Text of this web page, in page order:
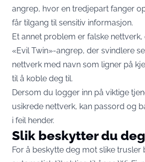
angrep, hvor en tredjepart fanger
får tilgang til sensitiv informasjon.
Et annet problem er falske
«Evil Twin»-angrep, der svindlere
nettverk med navn som ligner på
til å koble deg til.
Dersom du logger inn på viktige
usikrede nettverk, kan passord og
i feil hender.
Slik beskytter du deg
For å beskytte deg mot slike trusler